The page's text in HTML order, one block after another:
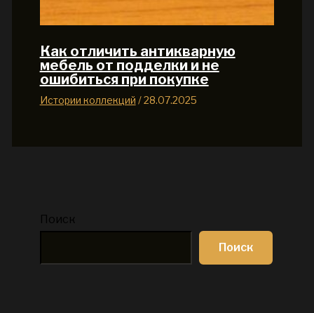
Как отличить антикварную
мебель от подделки и не
ошибиться при покупке
Истории коллекций /28.07.2025
Поиск
Поиск